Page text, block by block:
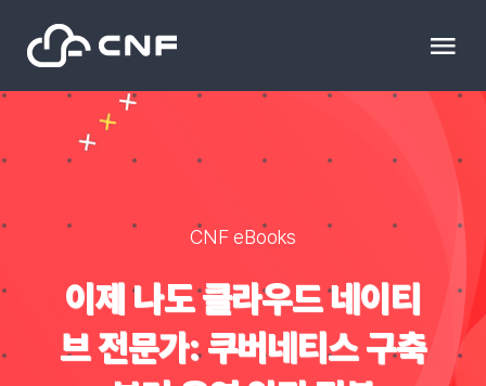
content
문의하기
CNF eBooks
이제 나도 클라우드 네이티
브 전문가: 쿠버네티스 구축